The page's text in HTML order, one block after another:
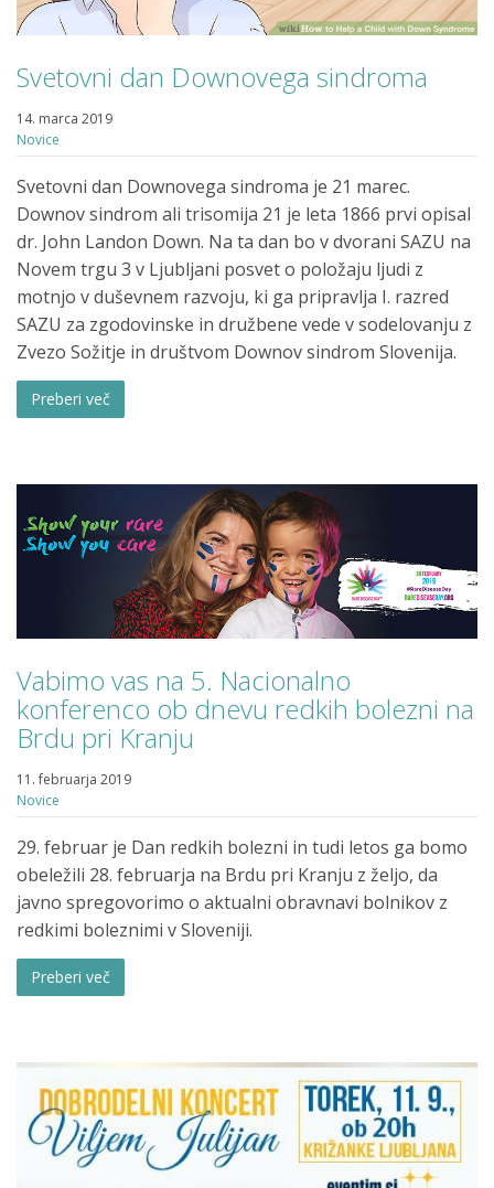
Svetovni dan Downovega sindroma
14. marca 2019
Novice
Svetovni dan Downovega sindroma je 21 marec.
Downov sindrom ali trisomija 21 je leta 1866 prvi opisal
dr. John Landon Down. Na ta dan bo v dvorani SAZU na
Novem trgu 3 v Ljubljani posvet o položaju ljudi z
motnjo v duševnem razvoju, ki ga pripravlja I. razred
SAZU za zgodovinske in družbene vede v sodelovanju z
Zvezo Sožitje in društvom Downov sindrom Slovenija.
Preberi več
Vabimo vas na 5. Nacionalno
konferenco ob dnevu redkih bolezni na
Brdu pri Kranju
11. februarja 2019
Novice
29. februar je Dan redkih bolezni in tudi letos ga bomo
obeležili 28. februarja na Brdu pri Kranju z željo, da
javno spregovorimo o aktualni obravnavi bolnikov z
redkimi boleznimi v Sloveniji.
Preberi več